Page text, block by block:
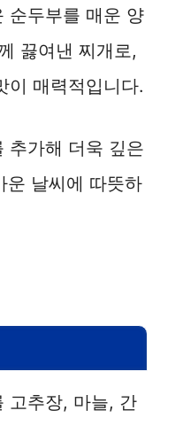
순두부를 매운 양
끓여낸 찌개로,
이 매력적입니다.
추가해 더욱 깊은
운 날씨에 따뜻하
고추장, 마늘, 간